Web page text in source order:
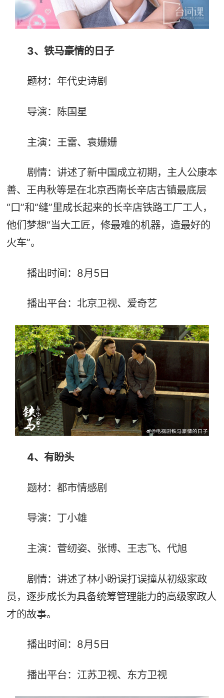
3、铁马豪情的日子
题材：年代史诗剧
导演：陈国星
主演：王雷、袁姗姗
剧情：讲述了新中国成立初期，主人公康本
善、王冉秋等是在北京西南长辛店古镇最底层
“口”和“缝”里成长起来的长辛店铁路工厂工人，
他们梦想“当大工匠，修最难的机器，造最好的
火车”。
播出时间：8月5日
播出平台：北京卫视、爱奇艺
4、有盼头
题材：都市情感剧
导演：丁小雄
主演：菅纫姿、张博、王志飞、代旭
剧情：讲述了林小盼误打误撞从初级家政
员，逐步成长为具备统筹管理能力的高级家政人
才的故事。
播出时间：8月5日
播出平台：江苏卫视、东方卫视